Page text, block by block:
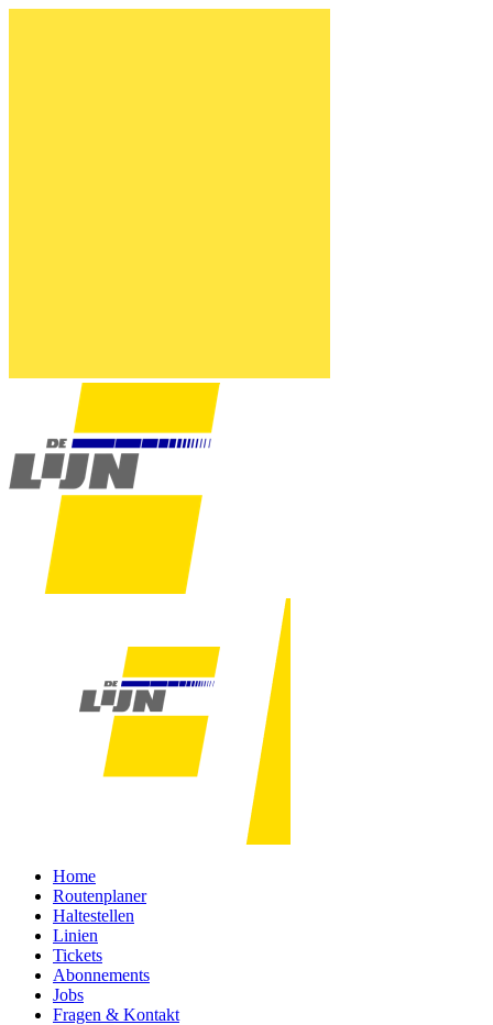
Home
Routenplaner
Haltestellen
Linien
Tickets
Abonnements
Jobs
Fragen & Kontakt